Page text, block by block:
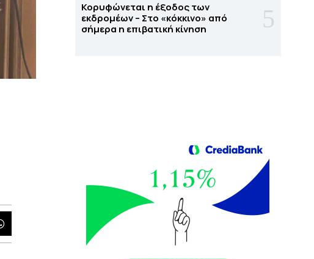
Κορυφώνεται η έξοδος των
εκδρομέων – Στο «κόκκινο» από
σήμερα η επιβατική κίνηση